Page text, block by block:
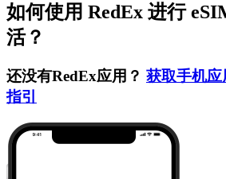
如何使用 RedEx 进行
活？
还没有RedEx应用？ 获取手机应
指引